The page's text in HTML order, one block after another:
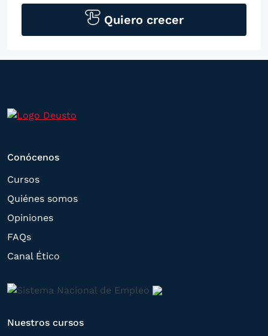
tecnológicos, incluso aplicaciones de
mensajería instantánea, con el fin de
tramitar la contratación
solicitud con las empresas que conforman
elGrupo Northius
estas puedan hacerle llegar la mejor
oferta de productos y servicios de acuerdo
a su petición. Quedan reconocidos los
derechos de acceso,
limitación, tal y como se explica en la
Quiero crecer
Conócenos
Cursos
Quiénes somos
Opiniones
FAQs
Canal Ético
Nuestros cursos